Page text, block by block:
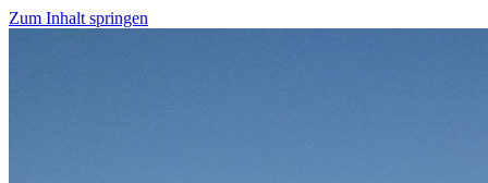
Zum Inhalt springen